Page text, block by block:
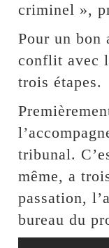
criminel »,
Pour un bon
conflit avec
trois étapes.
tribunal.
même, a
passation,
bureau du